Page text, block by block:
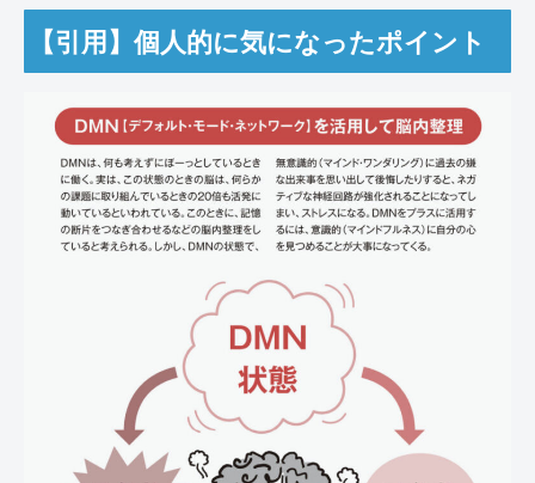
【引用】個人的に気になったポイント